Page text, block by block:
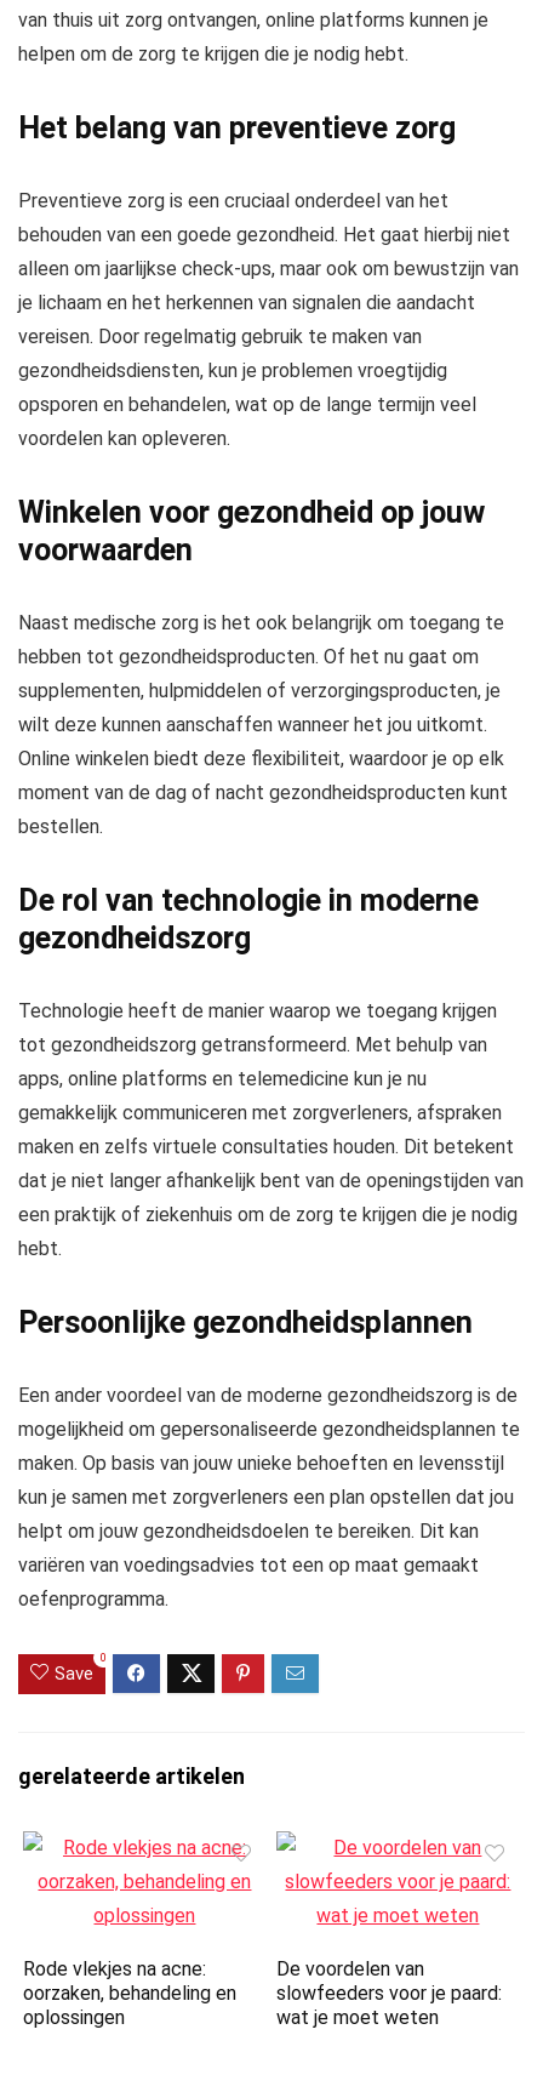
van thuis uit zorg ontvangen, online platforms kunnen je
helpen om de zorg te krijgen die je nodig hebt.
Het belang van preventieve zorg
Preventieve zorg is een cruciaal onderdeel van het
behouden van een goede gezondheid. Het gaat hierbij niet
alleen om jaarlijkse check-ups, maar ook om bewustzijn van
je lichaam en het herkennen van signalen die aandacht
vereisen. Door regelmatig gebruik te maken van
gezondheidsdiensten, kun je problemen vroegtijdig
opsporen en behandelen, wat op de lange termijn veel
voordelen kan opleveren.
Winkelen voor gezondheid op jouw
voorwaarden
Naast medische zorg is het ook belangrijk om toegang te
hebben tot gezondheidsproducten. Of het nu gaat om
supplementen, hulpmiddelen of verzorgingsproducten, je
wilt deze kunnen aanschaffen wanneer het jou uitkomt.
Online winkelen biedt deze flexibiliteit, waardoor je op elk
moment van de dag of nacht gezondheidsproducten kunt
bestellen.
De rol van technologie in moderne
gezondheidszorg
Technologie heeft de manier waarop we toegang krijgen
tot gezondheidszorg getransformeerd. Met behulp van
apps, online platforms en telemedicine kun je nu
gemakkelijk communiceren met zorgverleners, afspraken
maken en zelfs virtuele consultaties houden. Dit betekent
dat je niet langer afhankelijk bent van de openingstijden van
een praktijk of ziekenhuis om de zorg te krijgen die je nodig
hebt.
Persoonlijke gezondheidsplannen
Een ander voordeel van de moderne gezondheidszorg is de
mogelijkheid om gepersonaliseerde gezondheidsplannen te
maken. Op basis van jouw unieke behoeften en levensstijl
kun je samen met zorgverleners een plan opstellen dat jou
helpt om jouw gezondheidsdoelen te bereiken. Dit kan
variëren van voedingsadvies tot een op maat gemaakt
oefenprogramma.
Save
0
gerelateerde artikelen
Rode vlekjes na acne:
oorzaken, behandeling en
oplossingen
De voordelen van
slowfeeders voor je paard:
wat je moet weten